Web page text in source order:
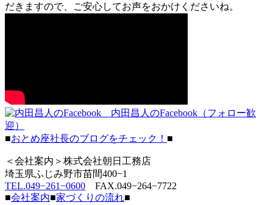
だきますので、ご安心してお声をおかけくださいね。
内田昌人のFacebook（フォロー歓
迎）
■おとめ座社長のブログをチェック！ ■
＜会社案内＞株式会社朝日工務店
埼玉県ふじみ野市苗間400−1
TEL.049−261−0600 FAX.049−264−7722
■会社案内■家づくりの流れ■